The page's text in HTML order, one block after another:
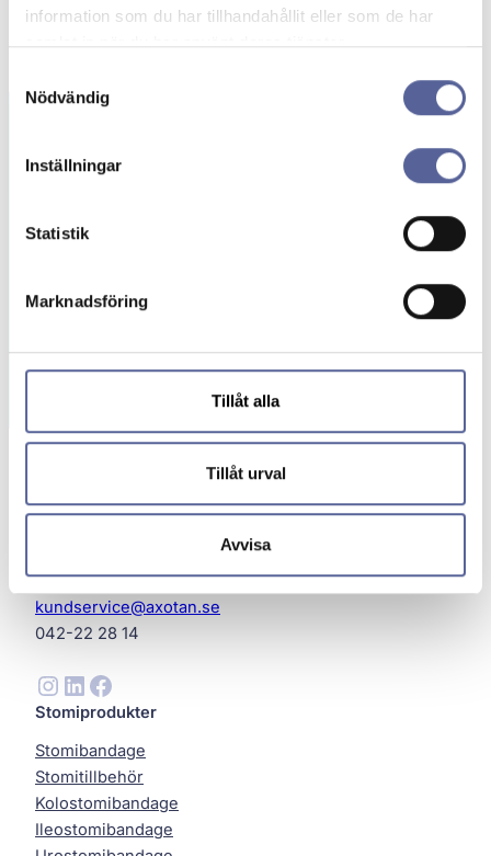
information som du har tillhandahållit eller som de har
samlat in när du har använt deras tjänster.
Nödvändig
Inställningar
Statistik
Marknadsföring
Tillåt alla
Tillåt urval
Avvisa
kostnadsfritt. Upptäck stomiprodukter
Helsingborg
kundservice@axotan.se
042-22 28 14
Instagram LinkedIn Facebook
Stomiprodukter
Stomibandage
Stomitillbehör
Kolostomibandage
Ileostomibandage